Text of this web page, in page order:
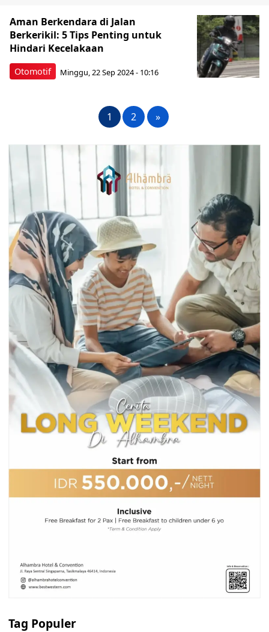
Otomotif
Aman Berkendara di Jalan
Berkerikil: 5 Tips Penting untuk
Hindari Kecelakaan
Minggu, 22 Sep 2024 - 10:16
1 2 »
Tag Populer